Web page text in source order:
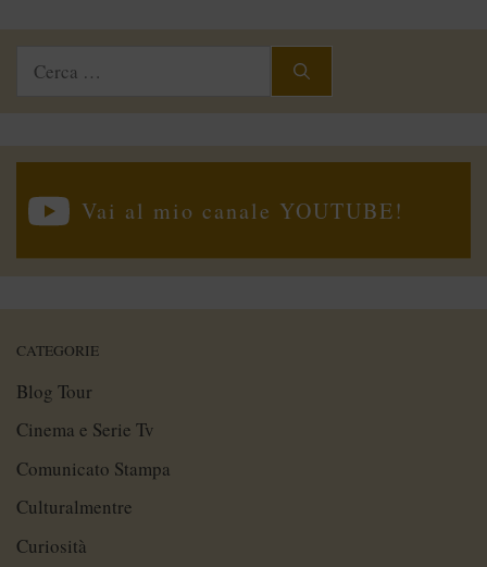
Vai al mio canale YOUTUBE!
CATEGORIE
Blog Tour
Cinema e Serie Tv
Comunicato Stampa
Culturalmentre
Curiosità